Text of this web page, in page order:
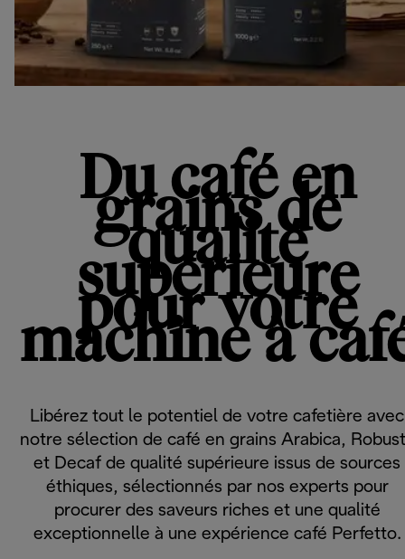
Du café en
grains de
qualité
supérieure
pour votre
machine à
Libérez tout le potentiel de votre cafetière avec
notre sélection de café en grains Arabica,
et Decaf de qualité supérieure issus de sources
éthiques, sélectionnés par nos experts pour
procurer des saveurs riches et une qualité
exceptionnelle à une expérience café Perfetto.